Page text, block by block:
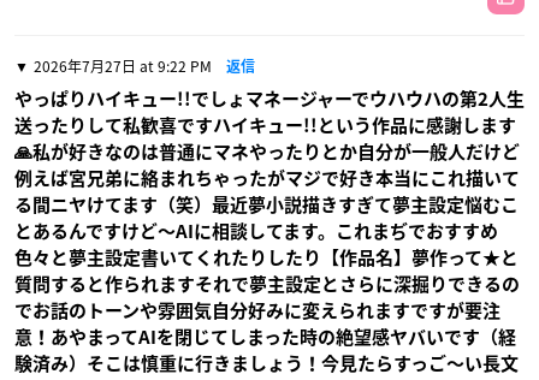
2026年7月27日 at 9:22 PM 返信
やっぱりハイキュー!!でしょマネージャーでウハウハの第2人生
送ったりして私歓喜ですハイキュー!!という作品に感謝します
🙏私が好きなのは普通にマネやったりとか自分が一般人だけど
例えば宮兄弟に絡まれちゃったがマジで好き本当にこれ描いて
る間ニヤけてます（笑）最近夢小説描きすぎて夢主設定悩むこ
とあるんですけど〜AIに相談してます。これまぢでおすすめ
色々と夢主設定書いてくれたりしたり【作品名】夢作って★と
質問すると作られますそれで夢主設定とさらに深掘りできるの
でお話のトーンや雰囲気自分好みに変えられますですが要注
意！あやまってAIを閉じてしまった時の絶望感ヤバいです（経
験済み）そこは慎重に行きましょう！今見たらすっご〜い長文